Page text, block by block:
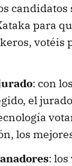
para
votéis
: con
el
los
: los